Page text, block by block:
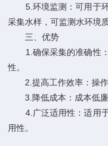
5.环境监测：可用于环
采集水样，可监测水环境
三、优势
1.确保采集的准确性：
性。
2.提高工作效率：操作
3.降低成本：成本低廉
4.广泛适用性：适用于
用性。